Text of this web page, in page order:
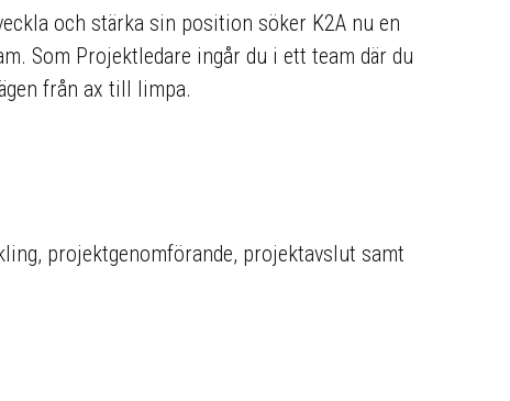
och stärka sin position söker K2A nu en
Som Projektledare ingår du i ett team där du
från ax till limpa.
projektgenomförande, projektavslut samt